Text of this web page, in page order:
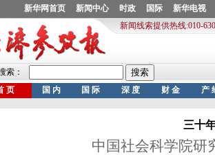
三十
中国社会科学院研